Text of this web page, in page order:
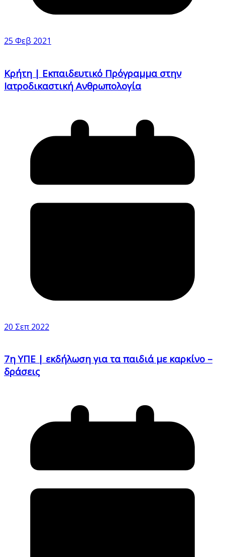
25 Φεβ 2021
Κρήτη | Εκπαιδευτικό Πρόγραμμα στην
Ιατροδικαστική Ανθρωπολογία
20 Σεπ 2022
7η ΥΠΕ | εκδήλωση για τα παιδιά με καρκίνο –
δράσεις